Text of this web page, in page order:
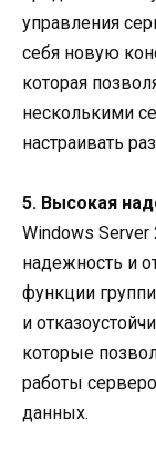
управления
себя новую
которая
несколькими
настраивать
5. Высокая
Windows
надежность и
функции
и
которые
работы
данных.